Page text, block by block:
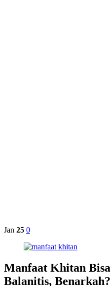
Jan 25 0
Manfaat Khitan
Balanitis, Benarkah?